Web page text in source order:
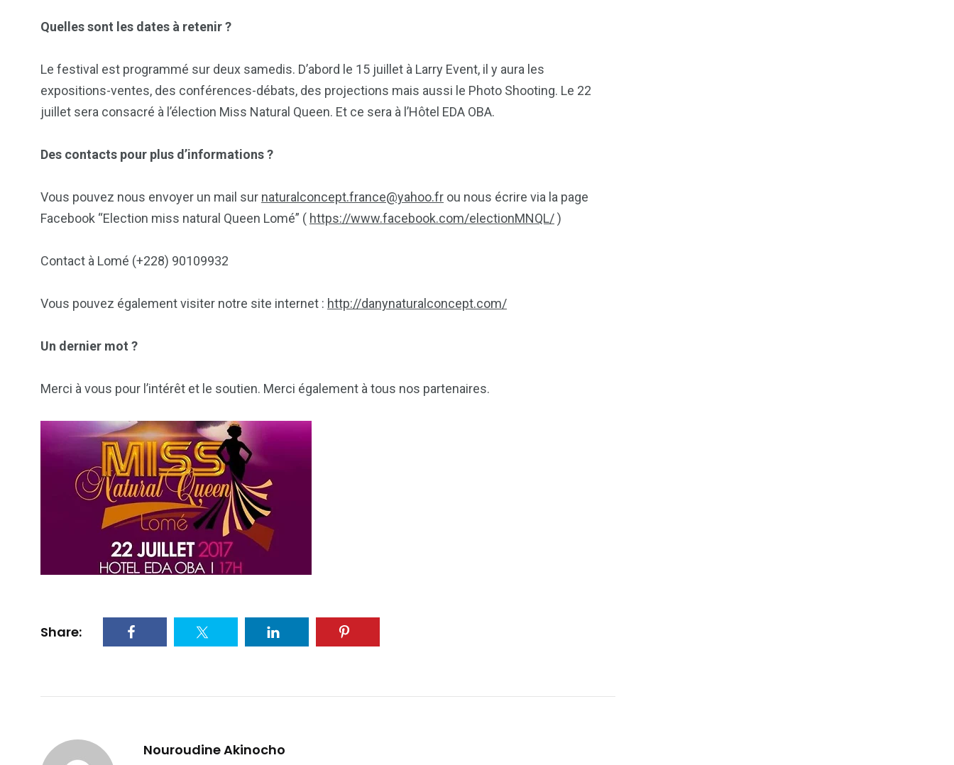
Quelles sont les dates à retenir ?
Le festival est programmé sur deux samedis. D’abord le 15 juillet à Larry Event, il y aura les
expositions-ventes, des conférences-débats, des projections mais aussi le Photo Shooting. Le 22
juillet sera consacré à l’élection Miss Natural Queen. Et ce sera à l’Hôtel EDA OBA.
Des contacts pour plus d’informations ?
Vous pouvez nous envoyer un mail sur naturalconcept.france@yahoo.fr ou nous écrire via la page
Facebook “Election miss natural Queen Lomé” ( https://www.facebook.com/electionMNQL/)
Contact à Lomé (+228) 90109932
Vous pouvez également visiter notre site internet : http://danynaturalconcept.com/
Un dernier mot ?
Merci à vous pour l’intérêt et le soutien. Merci également à tous nos partenaires.
Share:
Nouroudine Akinocho